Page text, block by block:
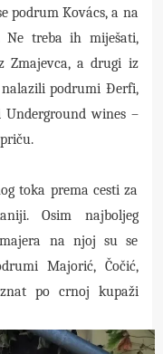
podrum Kovács, a na
treba ih miješati,
Zmajevca, a drugi iz
nalazili podrumi Đerfi,
wines –
toka prema cesti za
Osim najboljeg
na njoj su se
Majorić, Čočić,
po crnoj kupaži